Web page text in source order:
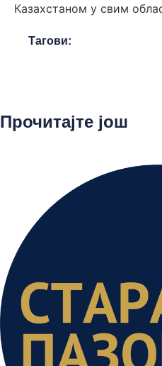
Казахстаном у свим
Тагови:
Прочитајте још